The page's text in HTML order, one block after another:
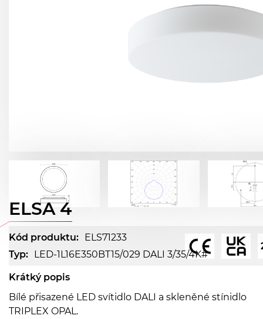
ELSA 4
Kód produktu: ELS71233
Typ: LED-1L16E350BT15/029 DALI 3/35/4K#
Krátký popis
Bílé přisazené LED svítidlo DALI a skleněné stínidlo
TRIPLEX OPAL.